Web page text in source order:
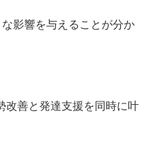
な影響を与えることが分か
改善と発達支援を同時に叶